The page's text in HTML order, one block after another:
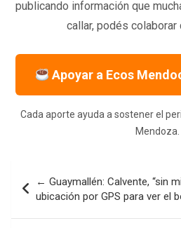
publicando información que
callar, podés colaborar
Apoyar a Ecos
Cada aporte ayuda a sostener el
Mendoza.
de
entradas
← Guaymallén: Calvente, “sin
ubicación por GPS para ver el